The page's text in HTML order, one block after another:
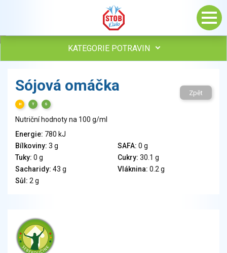
KATEGORIE POTRAVIN
Vejce
Mléko
Veganské a vegetariánské výrobky
Tuky
Obiloviny, mouka, cereální výrobky
Chléb, pečivo, křehké chleby, pufované výrobky
Ořechy, semena
Zelenina
Brambory, luštěniny, houby
Sójová omáčka
H T S
Zpět
Nutriční hodnoty na 100 g/ml
Energie: 780 kJ
Bílkoviny: 3 g SAFA: 0 g
Tuky: 0 g Cukry: 30.1 g
Sacharidy: 43 g Vláknina: 0.2 g
Sůl: 2 g